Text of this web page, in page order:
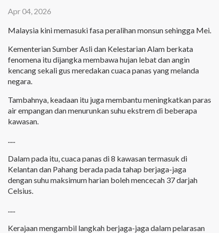
Apr 04, 2026
Kementerian Sumber Asli dan Kelestarian Alam berkata
fenomena itu dijangka membawa hujan lebat dan angin
kencang sekali gus meredakan cuaca panas yang melanda
negara.
Tambahnya, keadaan itu juga membantu meningkatkan paras
air empangan dan menurunkan suhu ekstrem di beberapa
kawasan.
.....
Dalam pada itu, cuaca panas di 8 kawasan termasuk di
Kelantan dan Pahang berada pada tahap berjaga-jaga
dengan suhu maksimum harian boleh mencecah 37 darjah
Celsius.
.....
Kerajaan mengambil langkah berjaga-jaga dalam pelarasan